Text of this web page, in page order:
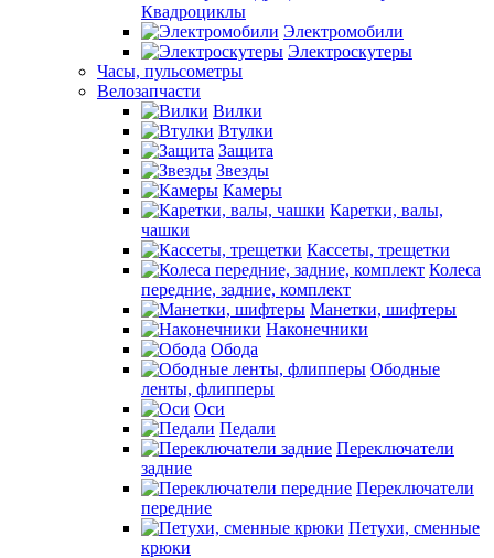
Квадроциклы
Электромобили
Электроскутеры
Часы, пульсометры
Велозапчасти
Вилки
Втулки
Защита
Звезды
Камеры
Каретки, валы,
чашки
Кассеты, трещетки
Колеса
передние, задние, комплект
Манетки, шифтеры
Наконечники
Обода
Ободные
ленты, флипперы
Оси
Педали
Переключатели
задние
Переключатели
передние
Петухи, сменные
крюки